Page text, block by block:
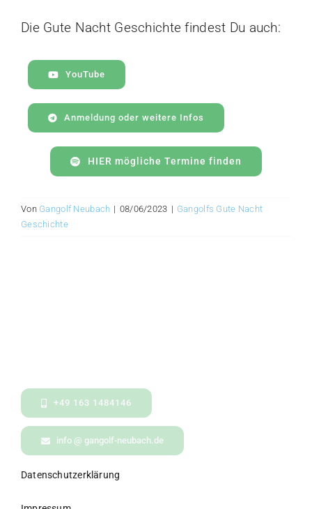
Die Gute Nacht Geschichte findest Du auch:
YouTube
Anmeldung oder weitere Infos
HIER mögliche Termine finden
Von Gangolf Neubach | 08/06/2023 | Gangolfs Gute Nacht
Geschichte
+49 163 1484146
info @ gangolf-neubach.de
Datenschutzerklärung